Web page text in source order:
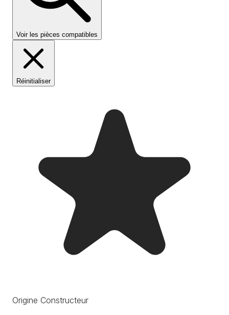
Voir les pièces compatibles
Réinitialiser
Origine Constructeur